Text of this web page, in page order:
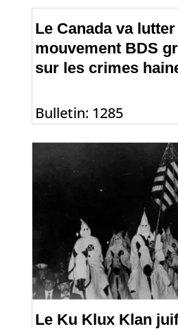
Le Canada va
mouvement BDS
sur les crimes
Bulletin: 1285
Le Ku Klux Klan